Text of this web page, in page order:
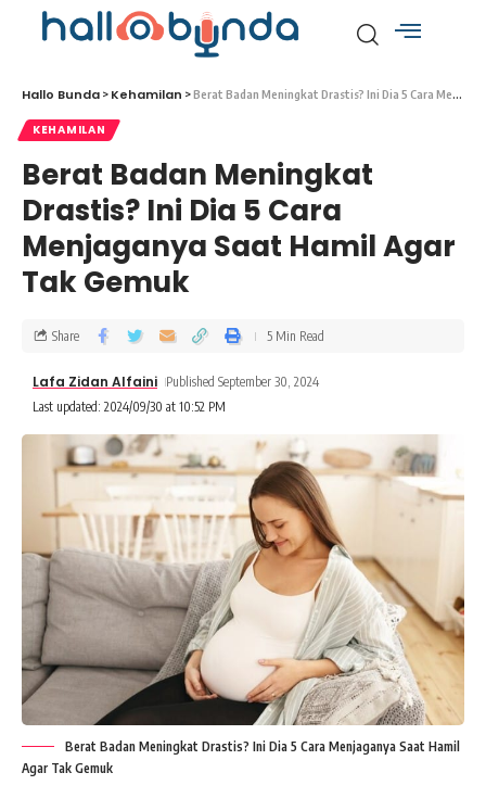
Hallo Bunda > Kehamilan >Berat Badan Meningkat Drastis? Ini Dia 5 Cara Menjaganya Saat Hamil Agar Tak Gemuk
KEHAMILAN
Berat Badan Meningkat
Drastis? Ini Dia 5 Cara
Menjaganya Saat Hamil Agar
Tak Gemuk
Last updated: 2024/09/30 at 10:52 PM
Lafa Zidan Alfaini Published September 30, 2024
Share 5 Min Read
Berat Badan Meningkat Drastis? Ini Dia 5 Cara Menjaganya Saat Hamil
Agar Tak Gemuk